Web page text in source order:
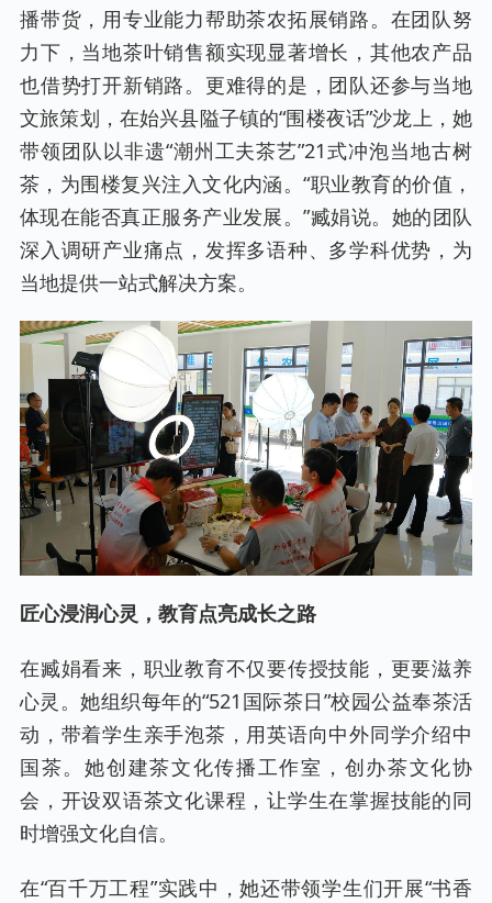
播带货，用专业能力帮助茶农拓展销路。在团队努
力下，当地茶叶销售额实现显著增长，其他农产品
也借势打开新销路。更难得的是，团队还参与当地
文旅策划，在始兴县隘子镇的“围楼夜话”沙龙上，她
带领团队以非遗“潮州工夫茶艺”21式冲泡当地古树
茶，为围楼复兴注入文化内涵。“职业教育的价值，
体现在能否真正服务产业发展。”臧娟说。她的团队
深入调研产业痛点，发挥多语种、多学科优势，为
当地提供一站式解决方案。
匠心浸润心灵，教育点亮成长之路
在臧娟看来，职业教育不仅要传授技能，更要滋养
心灵。她组织每年的“521国际茶日”校园公益奉茶活
动，带着学生亲手泡茶，用英语向中外同学介绍中
国茶。她创建茶文化传播工作室，创办茶文化协
会，开设双语茶文化课程，让学生在掌握技能的同
时增强文化自信。
在“百千万工程”实践中，她还带领学生们开展“书香